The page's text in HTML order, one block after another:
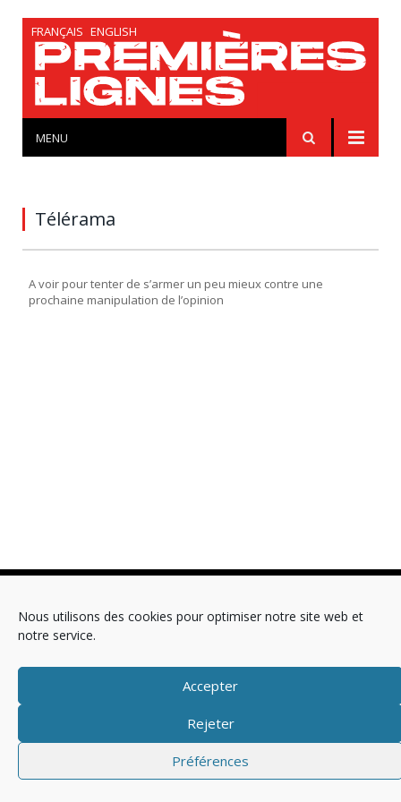
Nous utilisons des cookies pour optimiser notre site web et
notre service.
Accepter
Rejeter
Préférences
FRANÇAIS ENGLISH
MENU
Télérama
A voir pour tenter de s’armer un peu mieux contre une
prochaine manipulation de l’opinion
Mentions légales